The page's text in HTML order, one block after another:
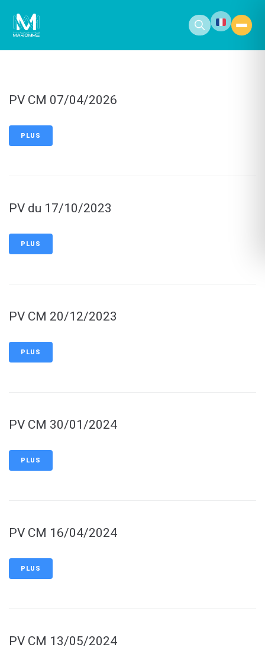
principal
PV CM 07/04/2026
PLUS
PV du 17/10/2023
PLUS
PV CM 20/12/2023
PLUS
PV CM 30/01/2024
PLUS
PV CM 16/04/2024
PLUS
PV CM 13/05/2024